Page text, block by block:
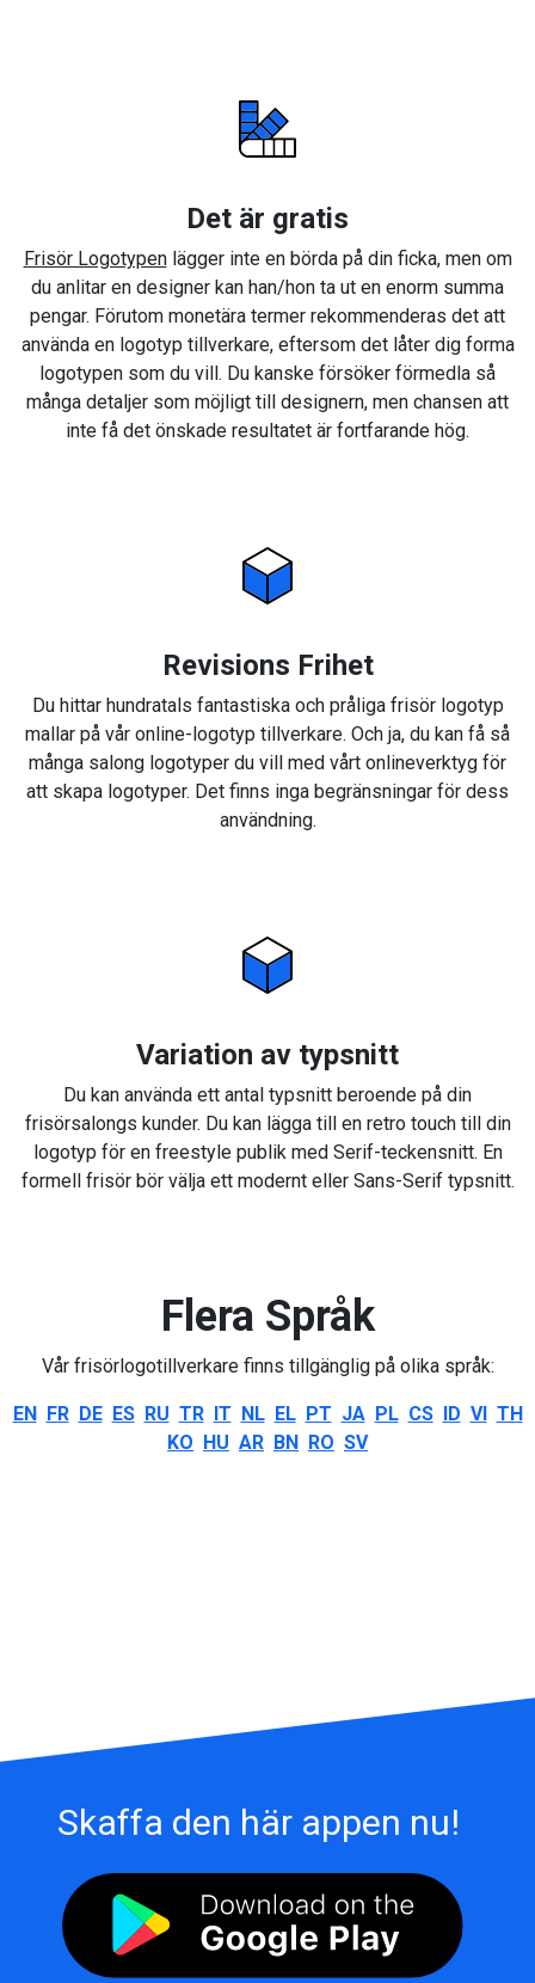
Det är gratis
Frisör Logotypenlägger inte en börda på din ficka, men om
du anlitar en designer kan han/hon ta ut en enorm summa
pengar. Förutom monetära termer rekommenderas det att
använda en logotyp tillverkare, eftersom det låter dig forma
logotypen som du vill. Du kanske försöker förmedla så
många detaljer som möjligt till designern, men chansen att
inte få det önskade resultatet är fortfarande hög.
Revisions Frihet
Du hittar hundratals fantastiska och pråliga frisör logotyp
mallar på vår online-logotyp tillverkare. Och ja, du kan få så
många salong logotyper du vill med vårt onlineverktyg för
att skapa logotyper. Det finns inga begränsningar för dess
användning.
Variation av typsnitt
Du kan använda ett antal typsnitt beroende på din
frisörsalongs kunder. Du kan lägga till en retro touch till din
logotyp för en freestyle publik med Serif-teckensnitt. En
formell frisör bör välja ett modernt eller Sans-Serif typsnitt.
Flera Språk
Vår frisörlogotillverkare finns tillgänglig på olika språk:
EN FR DE ES RU TR IT NL EL PT JA PL CS ID VI TH
KO HU AR BN RO SV
Skaffa den här appen nu!